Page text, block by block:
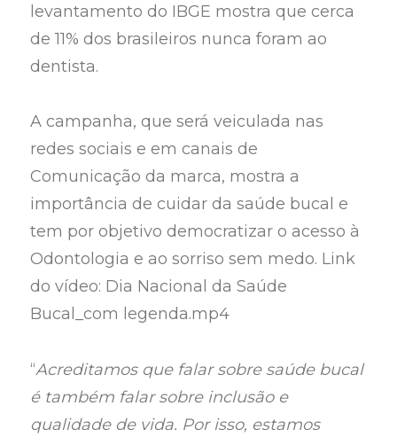
levantamento do IBGE mostra que cerca
de 11% dos brasileiros nunca foram ao
dentista.
A campanha, que será veiculada nas
redes sociais e em canais de
Comunicação da marca, mostra a
importância de cuidar da saúde bucal e
tem por objetivo democratizar o acesso à
Odontologia e ao sorriso sem medo. Link
do vídeo: Dia Nacional da Saúde
Bucal_com legenda.mp4
“Acreditamos que falar sobre saúde bucal
é também falar sobre inclusão e
qualidade de vida. Por isso, estamos